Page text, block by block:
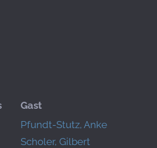
Gast
Pfundt-Stutz, Anke
Scholer, Gilbert